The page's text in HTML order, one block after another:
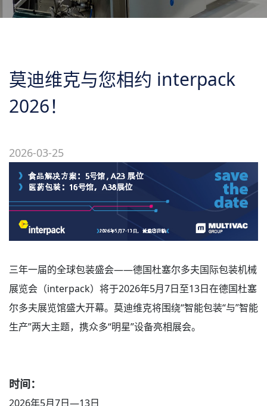
近期活动
关于我们
莫迪维克与您相约 interpack
2026！
2026-03-25
三年一届的全球包装盛会——德国杜塞尔多夫国际包装机械
展览会（interpack）将于2026年5月7日至13日在德国杜塞
尔多夫展览馆盛大开幕。莫迪维克将围绕“智能包装“与”智能
生产”两大主题，携众多“明星”设备亮相展会。
时间：
2026年5月7日—13日